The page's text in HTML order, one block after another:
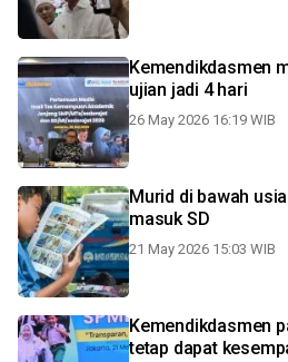
Kemendikdasmen
ujian jadi 4 hari
26 May 2026 16:19 WIB
Murid di bawah
masuk SD
21 May 2026 15:03 WIB
Kemendikdasmen
tetap dapat